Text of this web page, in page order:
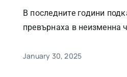
В последните години
превърнаха в неизменна
January 30, 2025